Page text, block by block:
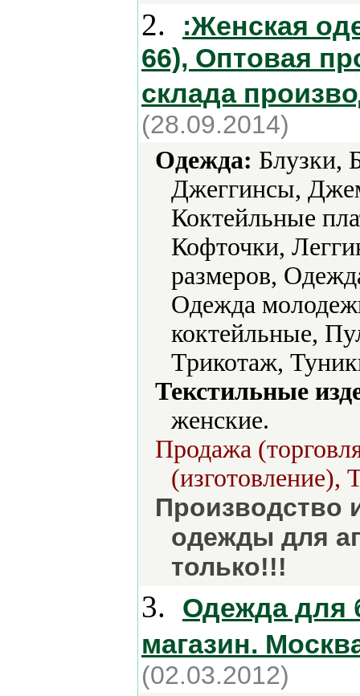
2.
:Женская
66), Оптовая
склада
(28.09.2014)
Одежда: Блузки,
Джеггинсы,
Коктейльные
Кофточки,
размеров,
Одежда
коктейльные,
Трикотаж,
Текстильные
женские.
Продажа
(изготовление),
Производство
одежды для
только!!!
3.
Одежда для
магазин.
(02.03.2012)